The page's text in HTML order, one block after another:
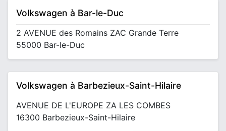
Volkswagen à Bar-le-Duc
2 AVENUE des Romains ZAC Grande Terre
55000 Bar-le-Duc
Volkswagen à Barbezieux-Saint-Hilaire
AVENUE DE L'EUROPE ZA LES COMBES
16300 Barbezieux-Saint-Hilaire